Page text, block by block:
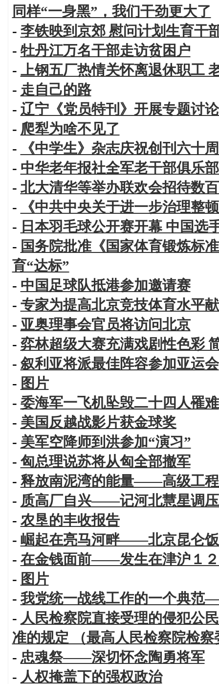
同样“一身黑”，我们干劲更大了
- 李铁映到京郊 慰问计划生育干
- 牡丹江万名干部走访贫困户
- 上钢五厂热情关怀离退休职工
- 走自己的路
- 辽宁《党员特刊》开展专题讨
- 爬犁为啥不见了
-
《中学生》杂志庆祝创刊六十
- 中华老年报社全军老干部俱乐
- 北大清华等举办联欢会招待数
-
《中共中央关于进一步治理整
- 日本羽毛球公开赛开幕 中国选
- 国务院批准《国家体育锻炼标
育“达标”
- 中国足球队抵港参加邀请赛
- 专家为提高北京竞技体育水平
- 亚奥理事会官员将访问北京
- 弈林超级大赛充满戏剧性色彩
- 叙利亚将派最佳阵容参加亚运会
- 图片
- 委海军一飞机坠毁二十四人罹难
- 美国反越战影片获金球奖
- 美军空降师到洪参加“演习”
- 匈总理说苏将从匈全部撤军
- 释放南泥湾的能量——高级工
- 质高厂自兴——记河北慧星调
- 农垦的丰收报告
- 崛起在亮马河畔——北京昆仑
- 在金钱面前——发生在津沪１
- 图片
- 我党统一战线工作的一个典范
- 人民检察院直接受理的侵犯公
准的规定 （最高人民检察院检
- 忠魂祭——深切怀念陶勇将军
- 人权掩盖下的强权政治